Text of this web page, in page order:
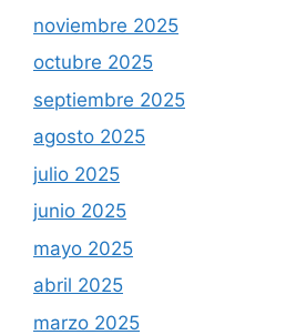
noviembre 2025
octubre 2025
septiembre 2025
agosto 2025
julio 2025
junio 2025
mayo 2025
abril 2025
marzo 2025